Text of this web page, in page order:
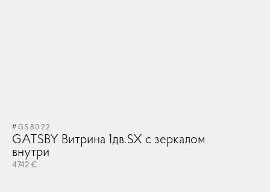
#GS8022
GATSBY Витрина 1дв.SX с зеркалом
внутри
4742 €